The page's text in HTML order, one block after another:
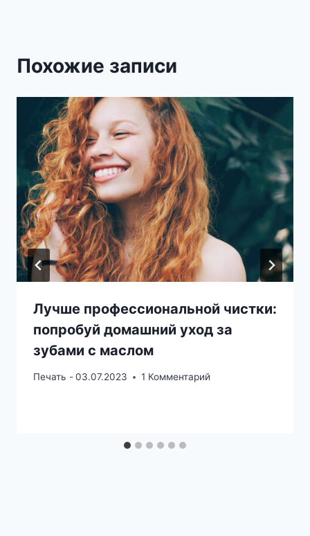
Похожие записи
Лучше профессиональной чистки:
попробуй домашний уход за
зубами с маслом
Печать -03.07.2023 1 Комментарий